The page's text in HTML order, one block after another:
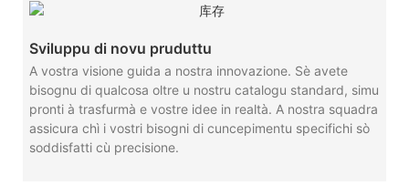
Sviluppu di novu pruduttu
A vostra visione guida a nostra innovazione. Sè avete
bisognu di qualcosa oltre u nostru catalogu standard, simu
pronti à trasfurmà e vostre idee in realtà. A nostra squadra
assicura chì i vostri bisogni di cuncepimentu specifichi sò
soddisfatti cù precisione.